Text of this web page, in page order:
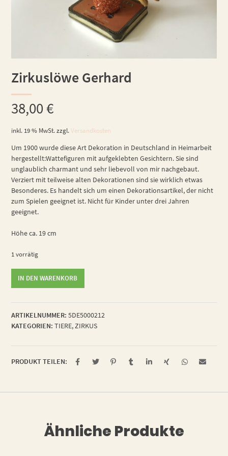
Zirkuslöwe Gerhard
38,00€
inkl. 19 % MwSt. zzgl.Versandkosten
Um 1900 wurde diese Art Dekoration in Deutschland in Heimarbeit
hergestellt:Wattefiguren mit aufgeklebten Gesichtern. Sie sind
unglaublich charmant und sehr liebevoll von mir nachgebaut.
Verziert mit teilweise alten Dekorationen sind sie wirklich etwas
Besonderes. Es handelt sich um einen Dekorationsartikel, der nicht
zum Spielen geeignet ist. Nicht für Kinder unter drei Jahren
geeignet.
Höhe ca. 19 cm
1 vorrätig
IN DEN WARENKORB
ARTIKELNUMMER: 5DE5000212
KATEGORIEN: TIERE,ZIRKUS
PRODUKT TEILEN:
Ähnliche Produkte